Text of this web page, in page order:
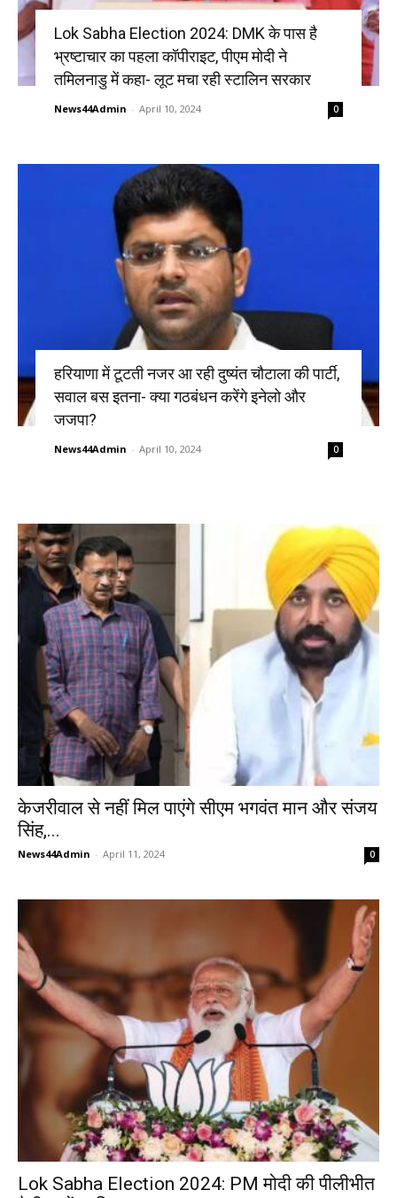
Lok Sabha Election 2024: DMK के पास है
भ्रष्टाचार का पहला कॉपीराइट, पीएम मोदी ने
तमिलनाडु में कहा- लूट मचा रही स्टालिन सरकार
News44Admin - April 10, 2024 0
हरियाणा में टूटती नजर आ रही दुष्यंत चौटाला की पार्टी,
सवाल बस इतना- क्या गठबंधन करेंगे इनेलो और
जजपा?
News44Admin - April 10, 2024 0
केजरीवाल से नहीं मिल पाएंगे सीएम भगवंत मान और संजय
सिंह,...
News44Admin - April 11, 2024 0
Lok Sabha Election 2024: PM मोदी की पीलीभीत